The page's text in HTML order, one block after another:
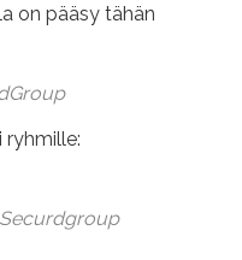
on pääsy tähän
ryhmille: